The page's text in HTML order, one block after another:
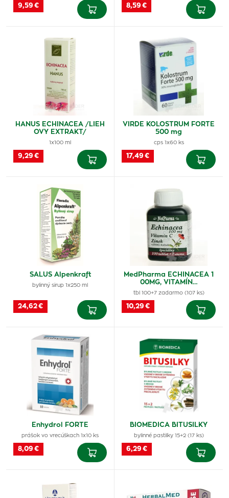
9,59 € 8,59 €
HANUS ECHINACEA /LIEH
OVY EXTRAKT/
1x100 ml
9,29 €
VIRDE KOLOSTRUM FORTE
500 mg
cps 1x60 ks
17,49 €
SALUS Alpenkraft
bylinný sirup 1x250 ml
24,62 €
MedPharma ECHINACEA 1
00MG, VITAMÍN…
tbl 100+7 zadarmo (107 ks)
10,29 €
Enhydrol FORTE
prášok vo vrecúškach 1x10 ks
8,09 €
BIOMEDICA BITUSILKY
bylinné pastilky 15+2 (17 ks)
6,29 €